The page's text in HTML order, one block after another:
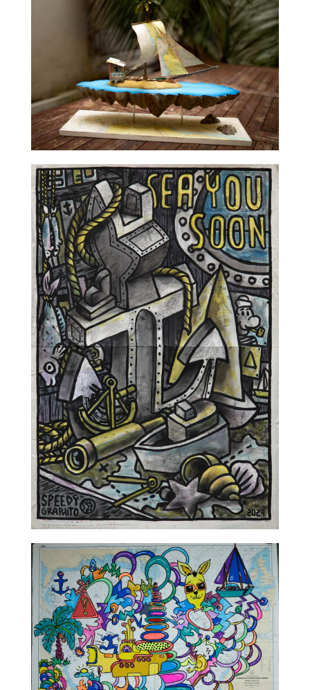
TALC02-02 – La Fratrie
TALC02-03 – Speedy Graphito